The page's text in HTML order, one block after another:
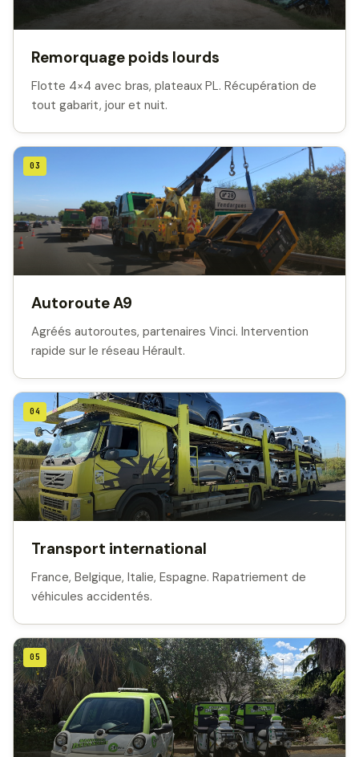
Remorquage poids lourds
Flotte 4×4 avec bras, plateaux PL. Récupération de
tout gabarit, jour et nuit.
03
Autoroute A9
Agréés autoroutes, partenaires Vinci. Intervention
rapide sur le réseau Hérault.
04
Transport international
France, Belgique, Italie, Espagne. Rapatriement de
véhicules accidentés.
05